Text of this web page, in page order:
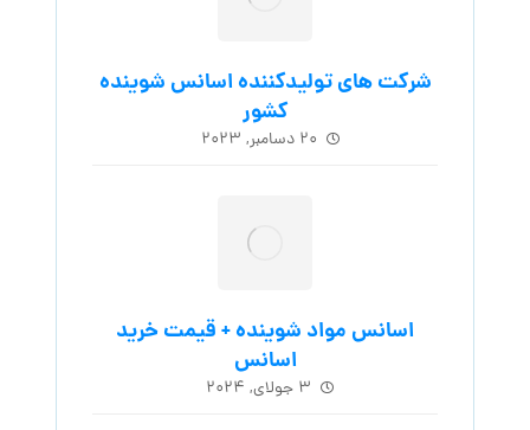
شرکت های تولیدکننده اسانس شوینده
کشور
۲۰ دسامبر, ۲۰۲۳
اسانس مواد شوینده + قیمت خرید
اسانس
۳ جولای, ۲۰۲۴